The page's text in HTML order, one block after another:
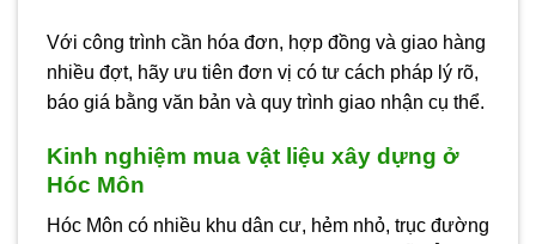
Với công trình cần hóa đơn, hợp đồng và giao hàng
nhiều đợt, hãy ưu tiên đơn vị có tư cách pháp lý rõ,
báo giá bằng văn bản và quy trình giao nhận cụ thể.
Kinh nghiệm mua vật liệu xây dựng ở
Hóc Môn
Hóc Môn có nhiều khu dân cư, hẻm nhỏ, trục đường